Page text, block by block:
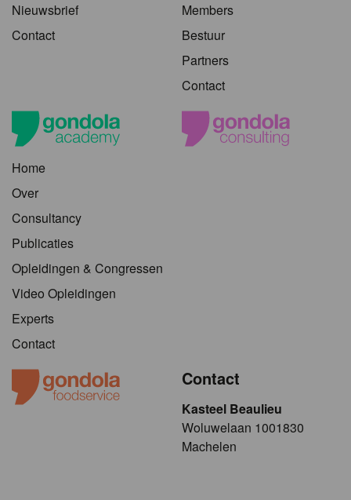
Nieuwsbrief
Contact
Members
Bestuur
Partners
Contact
Home
Over
Consultancy
Publicaties
Opleidingen & Congressen
Video Opleidingen
Experts
Contact
Contact
Kasteel Beaulieu
​​​Woluwelaan 1001830
Machelen